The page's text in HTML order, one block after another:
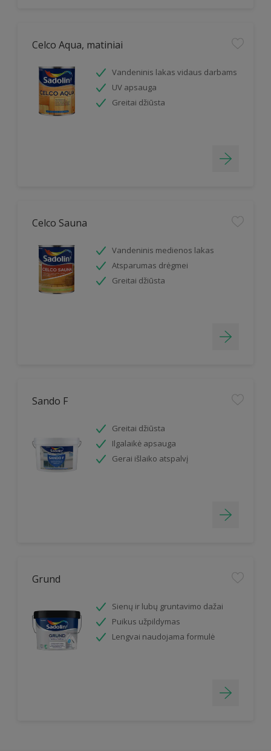
Celco Aqua, matiniai
Vandeninis lakas vidaus darbams
UV apsauga
Greitai džiūsta
Celco Sauna
Vandeninis medienos lakas
Atsparumas drėgmei
Greitai džiūsta
Sando F
Greitai džiūsta
Ilgalaikė apsauga
Gerai išlaiko atspalvį
Grund
Sienų ir lubų gruntavimo dažai
Puikus užpildymas
Lengvai naudojama formulė